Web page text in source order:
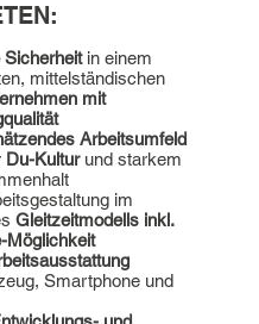
Sicherheitin einem
mittelständischen
mit
Arbeitsumfeld
Du-Kulturund starkem
im
Gleitzeitmodells inkl.
Möglichkeit
Smartphone und